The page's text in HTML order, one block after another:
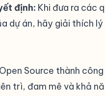
định: Khi đưa ra các
dự án, hãy giải thích
Source thành
trì, đam mê và khả